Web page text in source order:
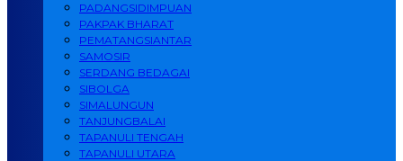
PADANGSIDIMPUAN
PAKPAK BHARAT
PEMATANGSIANTAR
SAMOSIR
SERDANG BEDAGAI
SIBOLGA
SIMALUNGUN
TANJUNGBALAI
TAPANULI TENGAH
TAPANULI UTARA